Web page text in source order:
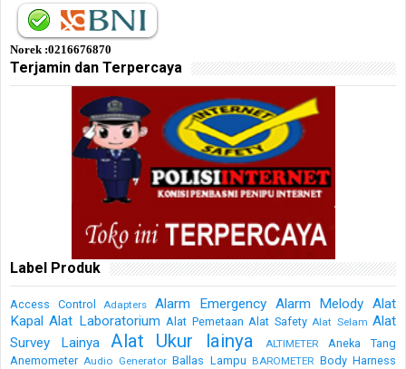
Norek :0216676870
Terjamin dan Terpercaya
Label Produk
Access Control Adapters Alarm Emergency Alarm Melody Alat
Kapal Alat Laboratorium Alat Pemetaan Alat Safety Alat Selam Alat
Survey Lainya
Alat Ukur lainya ALTIMETER
Aneka Tang
Anemometer Audio Generator Ballas Lampu BAROMETER Body Harness